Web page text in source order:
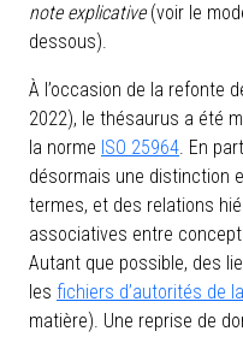
note explicative(voir le
dessous).
À l’occasion de la refonte
2022), le thésaurus a été
la norme ISO 25964. En
désormais une distinction
termes, et des relations
associatives entre
Autant que possible, des
les fichiers d’autorités de
matière). Une reprise de